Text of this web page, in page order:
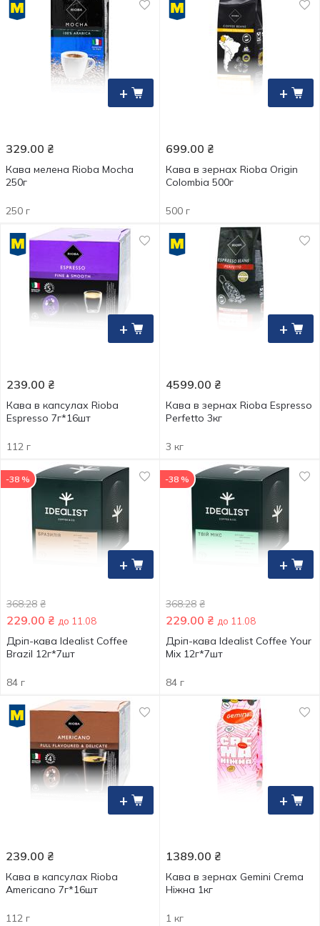
+
329.00 ₴
Кава мелена Rioba Mocha
250г
250 г
+
699.00 ₴
Кава в зернах Rioba Origin
Colombia 500г
500 г
+
239.00 ₴
Кава в капсулах Rioba
Espresso 7г*16шт
112 г
+
4599.00 ₴
Кава в зернах Rioba Espresso
Perfetto 3кг
3 кг
+
-38 %
368.28 ₴
229.00 ₴ до 11.08
Дріп-кава Idealist Coffee
Brazil 12г*7шт
84 г
+
-38 %
368.28 ₴
229.00 ₴ до 11.08
Дріп-кава Idealist Coffee Your
Mix 12г*7шт
84 г
+
239.00 ₴
Кава в капсулах Rioba
Americano 7г*16шт
112 г
+
1389.00 ₴
Кава в зернах Gemini Crema
Ніжна 1кг
1 кг